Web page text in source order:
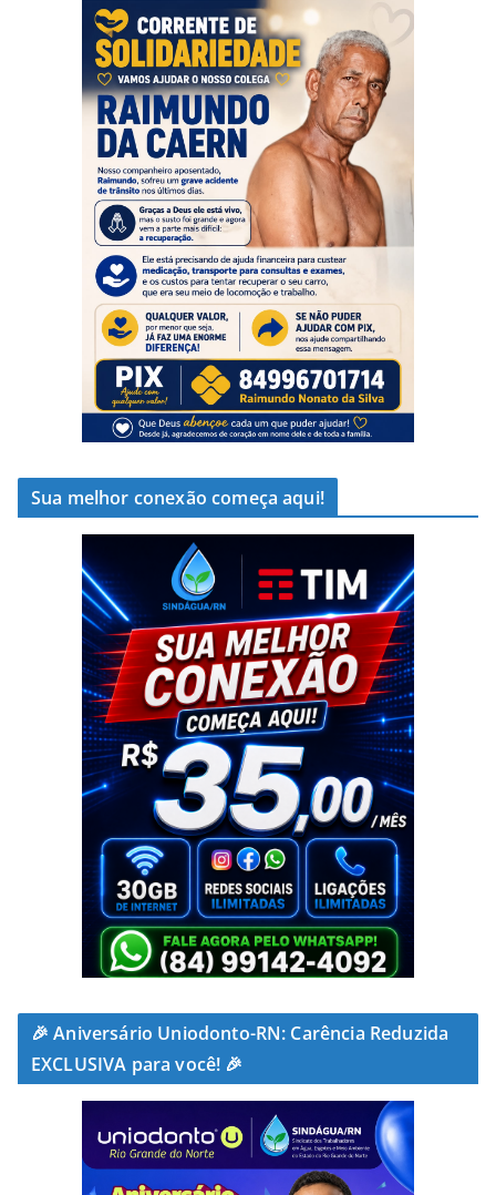
Sua melhor conexão começa aqui!
🎉 Aniversário Uniodonto-RN: Carência Reduzida
EXCLUSIVA para você! 🎉